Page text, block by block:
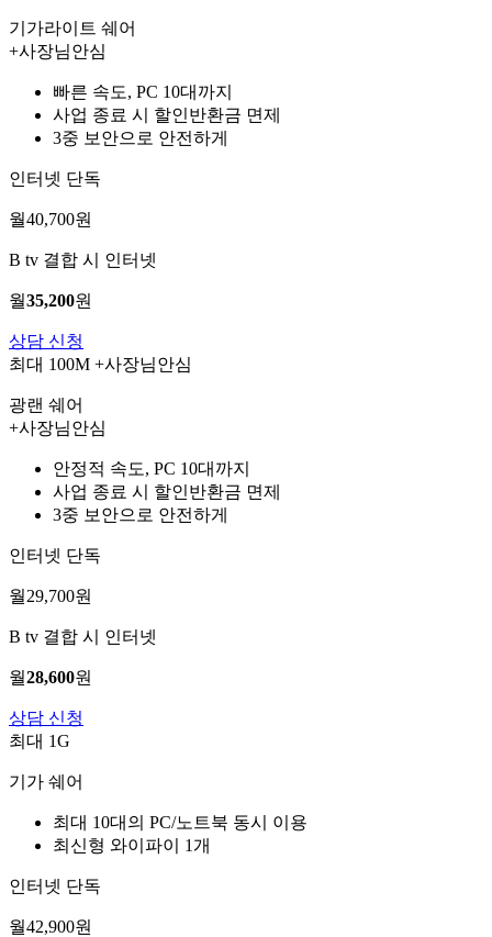
기가라이트 쉐어
+사장님안심
빠른 속도, PC 10대까지
사업 종료 시 할인반환금 면제
3중 보안으로 안전하게
인터넷 단독
월40,700원
B tv 결합 시 인터넷
월35,200원
상담 신청
최대 100M +사장님안심
광랜 쉐어
+사장님안심
안정적 속도, PC 10대까지
사업 종료 시 할인반환금 면제
3중 보안으로 안전하게
인터넷 단독
월29,700원
B tv 결합 시 인터넷
월28,600원
상담 신청
최대 1G
기가 쉐어
최대 10대의 PC/노트북 동시 이용
최신형 와이파이 1개
인터넷 단독
월42,900원